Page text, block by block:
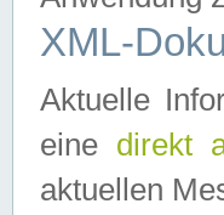
XML-
Aktuelle
eine direkt
aktuellen